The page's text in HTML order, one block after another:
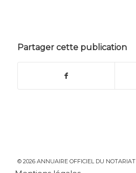
Partager cette publication
© 2026 ANNUAIRE OFFICIEL DU NOTARIAT